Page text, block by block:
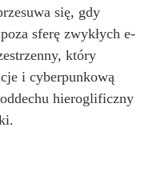
się, gdy
sferę zwykłych e-
który
i cyberpunkową
hieroglificzny